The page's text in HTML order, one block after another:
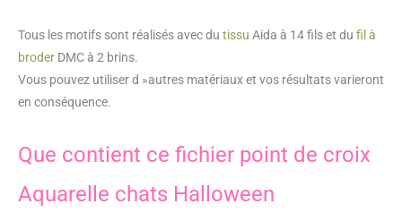
Tous les motifs sont réalisés avec du tissu Aida à 14 fils et du fil à
broder DMC à 2 brins.
Vous pouvez utiliser d »autres matériaux et vos résultats varieront
en conséquence.
Que contient ce fichier point de croix
Aquarelle chats Halloween